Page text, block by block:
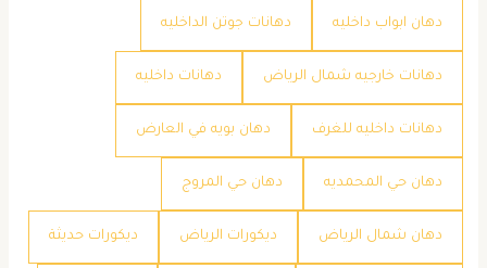
دهان ابواب داخليه دهانات جوتن الداخليه
دهانات خارجيه شمال الرياض دهانات داخليه
دهانات داخليه للغرف دهان بويه في العارض
دهان حي المحمديه دهان حي المروج
دهان شمال الرياض ديكورات الرياض ديكورات حديثة